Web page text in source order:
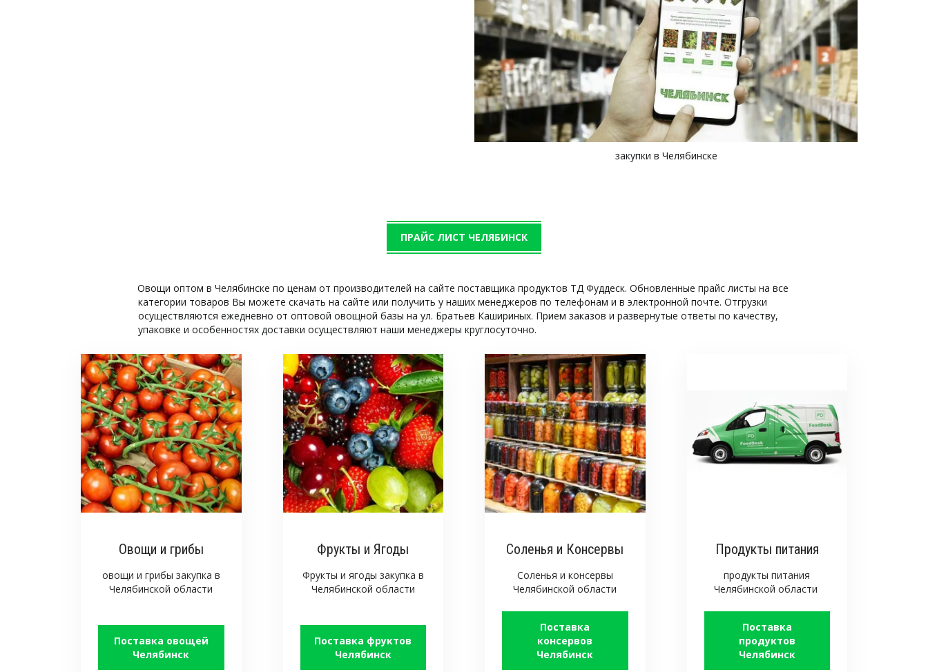
закупки в Челябинске
ПРАЙС ЛИСТ ЧЕЛЯБИНСК
Овощи оптом в Челябинске по ценам от производителей на сайте поставщика продуктов ТД Фуддеск. Обновленные прайс листы на все
категории товаров Вы можете скачать на сайте или получить у наших менеджеров по телефонам и в электронной почте. Отгрузки
осуществляются ежедневно от оптовой овощной базы на ул. Братьев Кашириных. Прием заказов и развернутые ответы по качеству,
упаковке и особенностях доставки осуществляют наши менеджеры круглосуточно.
Овощи и грибы
овощи и грибы закупка в
Челябинской области
Поставка овощей
Челябинск
Фрукты и Ягоды
Фрукты и ягоды закупка в
Челябинской области
Поставка фруктов
Челябинск
Соленья и Консервы
Соленья и консервы
Челябинской области
Поставка
консервов
Челябинск
Продукты питания
продукты питания
Челябинской области
Поставка
продуктов
Челябинск